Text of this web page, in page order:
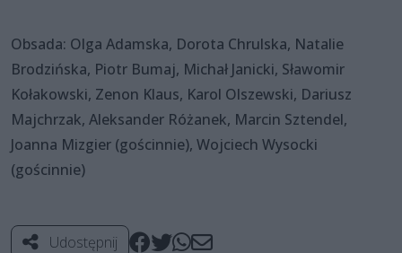
Obsada: Olga Adamska, Dorota Chrulska, Natalie
Brodzińska, Piotr Bumaj, Michał Janicki, Sławomir
Kołakowski, Zenon Klaus, Karol Olszewski, Dariusz
Majchrzak, Aleksander Różanek, Marcin Sztendel,
Joanna Mizgier (gościnnie), Wojciech Wysocki
(gościnnie)
Udostępnij